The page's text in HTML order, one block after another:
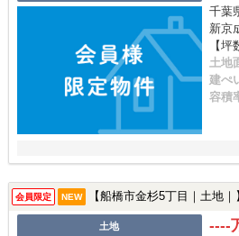
千葉
新京
【坪
土地
建ぺ
容積
会員限定 NEW 【船橋市金杉5丁目｜土地｜
土地 ----